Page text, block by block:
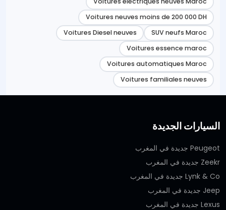
Voitures neuves moins de 200 000 DH
SUV neufs Maroc
Voitures Diesel neuves
Voitures essence maroc
Voitures automatiques Maroc
Voitures familiales neuves
السيارات الجديدة
Peugeot جديدة في المغرب
Zeekr جديدة في المغرب
Lynk & Co جديدة في المغرب
Jeep جديدة في المغرب
Lexus جديدة في المغرب